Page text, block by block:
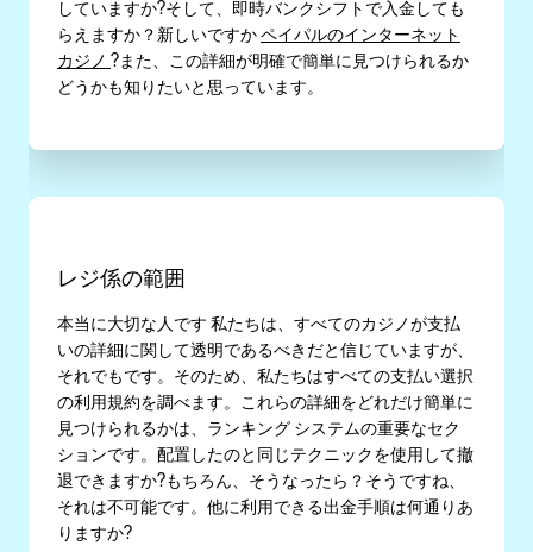
していますか?そして、即時バンクシフトで入金しても
らえますか？新しいですか ペイパルのインターネット
カジノ ?また、この詳細が明確で簡単に見つけられるか
どうかも知りたいと思っています。
レジ係の範囲
本当に大切な人です 私たちは、すべてのカジノが支払
いの詳細に関して透明であるべきだと信じていますが、
それでもです。そのため、私たちはすべての支払い選択
の利用規約を調べます。これらの詳細をどれだけ簡単に
見つけられるかは、ランキング システムの重要なセク
ションです。配置したのと同じテクニックを使用して撤
退できますか?もちろん、そうなったら？そうですね、
それは不可能です。他に利用できる出金手順は何通りあ
りますか?